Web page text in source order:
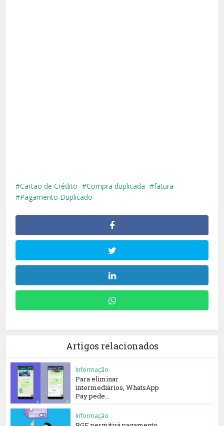
Cartão de Crédito Compra duplicada
fatura
Pagamento Duplicado
Artigos relacionados
Informação
Para eliminar
intermediários, WhatsApp
Pay pede...
Informação